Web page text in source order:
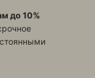
до 10%